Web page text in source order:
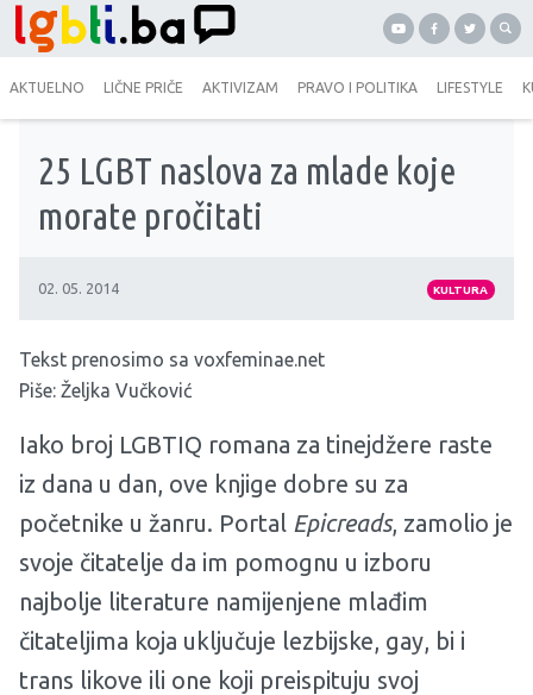
AKTUELNO LIČNE PRIČE AKTIVIZAM PRAVO I POLITIKA LIFESTYLE
25 LGBT naslova za mlade koje
morate pročitati
02. 05. 2014 KULTURA
Tekst prenosimo sa voxfeminae.net
Piše: Željka Vučković
Iako broj LGBTIQ romana za tinejdžere raste
iz dana u dan, ove knjige dobre su za
početnike u žanru. Portal Epicreads, zamolio je
svoje čitatelje da im pomognu u izboru
najbolje literature namijenjene mlađim
čitateljima koja uključuje lezbijske, gay, bi i
trans likove ili one koji preispituju svoj